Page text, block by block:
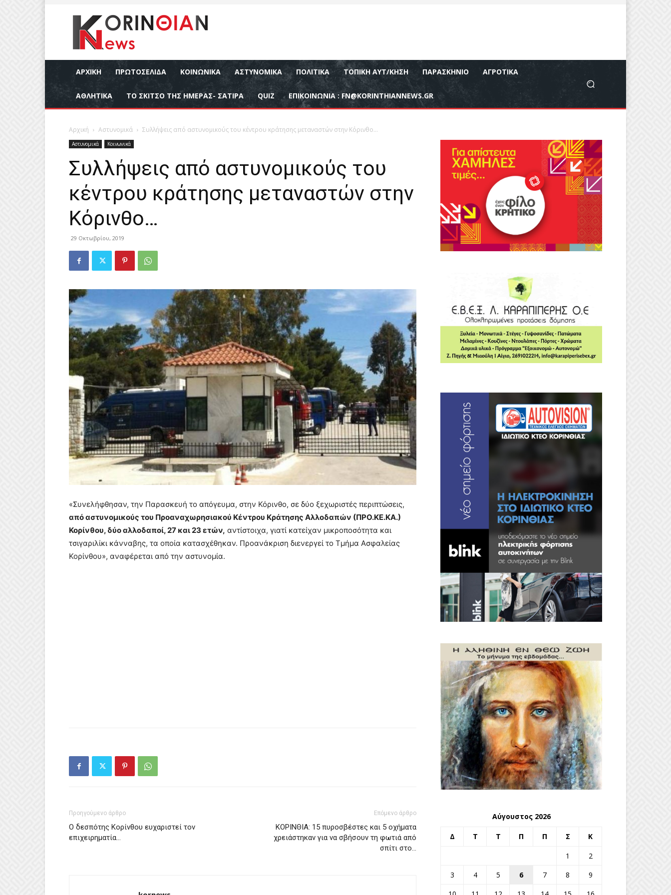
ΑΡΧΙΚΉ ΠΡΩΤΟΣΕΛΙΔΑ ΚΟΙΝΩΝΙΚΆ ΑΣΤΥΝΟΜΙΚΆ ΠΟΛΙΤΙΚΆ ΤΟΠΙΚΉ ΑΥΤ/ΚΗΣΗ ΠΑΡΑΣΚΉΝΙΟ ΑΓΡΟΤΙΚΆ
ΑΘΛΗΤΙΚΆ ΤΟ ΣΚΙΤΣΟ ΤΗΣ ΗΜΕΡΑΣ- ΣΑΤΙΡΑ QUIZ ΕΠΙΚΟΙΝΩΝΊΑ : FN@KORINTHIANNEWS.GR
Αρχική Αστυνομικά Συλλήψεις από αστυνομικούς του κέντρου κράτησης μεταναστών στην Κόρινθο…
Αστυνομικά Κοινωνικά
Συλλήψεις από αστυνομικούς του
κέντρου κράτησης μεταναστών στην
Κόρινθο…
29 Οκτωβρίου, 2019
«Συνελήφθησαν, την Παρασκευή το απόγευμα, στην Κόρινθο, σε δύο ξεχωριστές περιπτώσεις,
από αστυνομικούς του Προαναχωρησιακού Κέντρου Κράτησης Αλλοδαπών (ΠΡΟ.ΚΕ.ΚΑ.)
Κορίνθου, δύο αλλοδαποί, 27 και 23 ετών, αντίστοιχα, γιατί κατείχαν μικροποσότητα και
τσιγαριλίκι κάνναβης, τα οποία κατασχέθηκαν. Προανάκριση διενεργεί το Τμήμα Ασφαλείας
Κορίνθου», αναφέρεται από την αστυνομία.
Προηγούμενο άρθρο
Ο δεσπότης Κορίνθου ευχαριστεί τον
επιχειρηματία…
Επόμενο άρθρο
ΚΟΡΙΝΘΙΑ: 15 πυροσβέστες και 5 οχήματα
χρειάστηκαν για να σβήσουν τη φωτιά από
σπίτι στο…
Αύγουστος 2026
Δ Τ Τ Π Π Σ Κ
1
2
3
4 5 6 7 8
9